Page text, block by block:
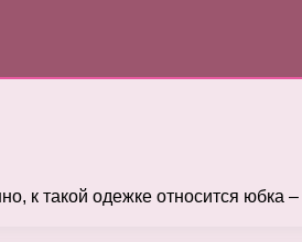
к такой одежке относится юбка